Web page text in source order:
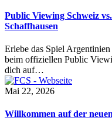
Public Viewing Schweiz
Schaffhausen
Erlebe das Spiel
beim offiziellen Public
dich auf…
Mai 22, 2026
Willkommen auf der